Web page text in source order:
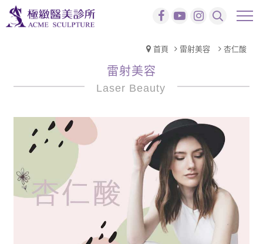
首頁 雷射美容 杏仁酸
雷射美容
Laser Beauty